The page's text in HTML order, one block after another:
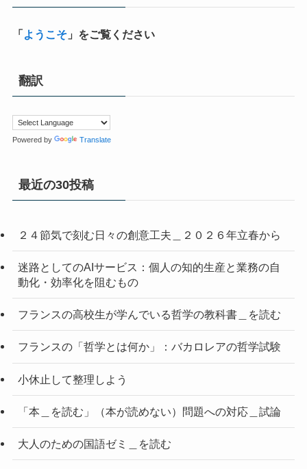
「ようこそ」をご覧ください
翻訳
Powered by Translate
最近の30投稿
２４節気で刻む日々の創意工夫＿２０２６年立春から
迷路としてのAIサービス：個人の知的生産と業務の自
動化・効率化を阻むもの
フランスの高校生が学んでいる哲学の教科書＿を読む
フランスの「哲学とは何か」：バカロレアの哲学試験
小休止して整理しよう
「本＿を読む」（本が読めない）問題への対応＿試論
大人のための国語ゼミ＿を読む